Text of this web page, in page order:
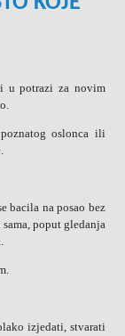
u potrazi za novim
oslonca ili
bacila na posao bez
poput gledanja
izjedati, stvarati